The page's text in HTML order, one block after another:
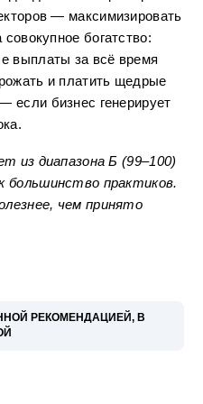
— максимизировать
богатство:
выплаты за всё время
и платить щедрые
если бизнес генерирует
из диапазона Б (99–100)
практиков.
чем принято
РЕКОМЕНДАЦИЕЙ, В